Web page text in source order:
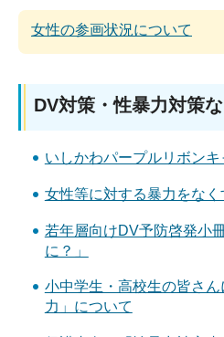
女性の参画状況について
DV対策・性暴力対策
いしかわパープルリボンキ
女性等に対する暴力をな
若年層向けDV予防啓発小
に？」
小中学生・高校生の皆さ
力」について